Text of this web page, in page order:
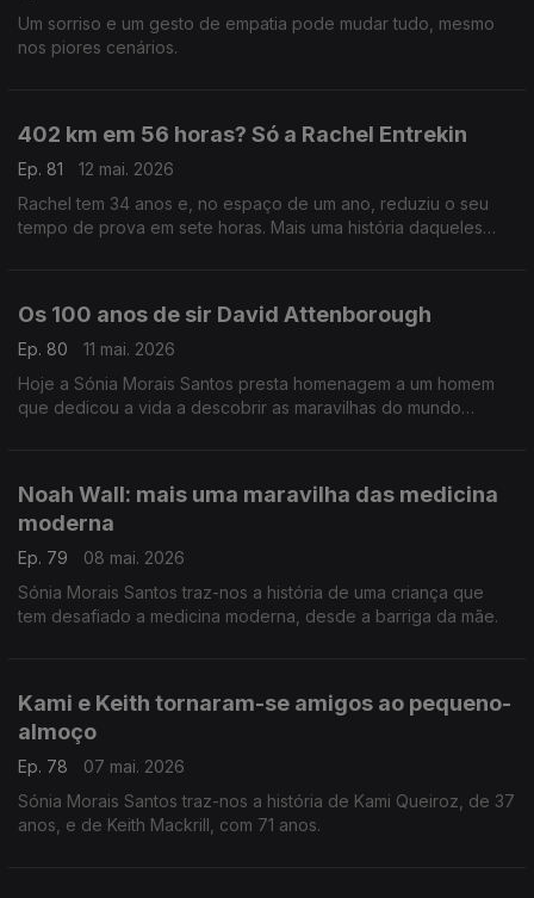
Um sorriso e um gesto de empatia pode mudar tudo, mesmo
nos piores cenários.
402 km em 56 horas? Só a Rachel Entrekin
Ep. 81
12 mai. 2026
Rachel tem 34 anos e, no espaço de um ano, reduziu o seu
tempo de prova em sete horas. Mais uma história daqueles
Os 100 anos de sir David Attenborough
Ep. 80
11 mai. 2026
Hoje a Sónia Morais Santos presta homenagem a um homem
que dedicou a vida a descobrir as maravilhas do mundo
Noah Wall: mais uma maravilha das medicina
moderna
Ep. 79
08 mai. 2026
Sónia Morais Santos traz-nos a história de uma criança que
tem desafiado a medicina moderna, desde a barriga da mãe.
Kami e Keith tornaram-se amigos ao pequeno-
almoço
Ep. 78
07 mai. 2026
Sónia Morais Santos traz-nos a história de Kami Queiroz, de 37
anos, e de Keith Mackrill, com 71 anos.